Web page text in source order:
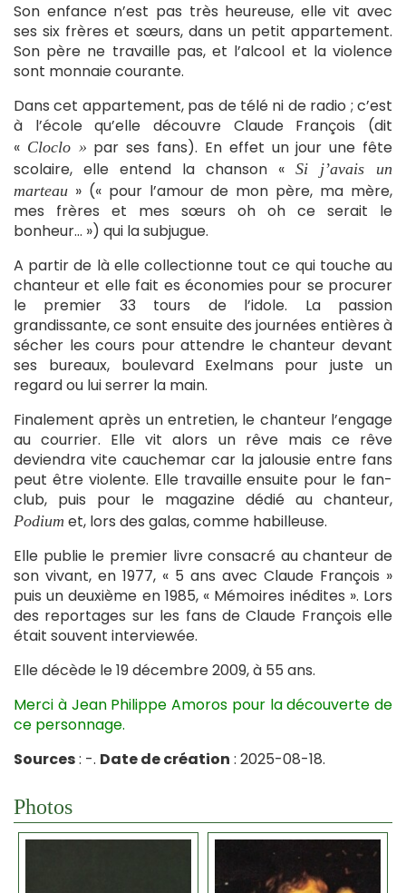
Son enfance n’est pas très heureuse, elle vit avec
ses six frères et sœurs, dans un petit appartement.
Son père ne travaille pas, et l’alcool et la violence
sont monnaie courante.
Dans cet appartement, pas de télé ni de radio ; c’est
à l’école qu’elle découvre Claude François (dit
« Cloclo » par ses fans). En effet un jour une fête
scolaire, elle entend la chanson « Si j’avais un
marteau » (« pour l’amour de mon père, ma mère,
mes frères et mes sœurs oh oh ce serait le
bonheur… ») qui la subjugue.
A partir de là elle collectionne tout ce qui touche au
chanteur et elle fait es économies pour se procurer
le premier 33 tours de l’idole. La passion
grandissante, ce sont ensuite des journées entières à
sécher les cours pour attendre le chanteur devant
ses bureaux, boulevard Exelmans pour juste un
regard ou lui serrer la main.
Finalement après un entretien, le chanteur l’engage
au courrier. Elle vit alors un rêve mais ce rêve
deviendra vite cauchemar car la jalousie entre fans
peut être violente. Elle travaille ensuite pour le fan-
club, puis pour le magazine dédié au chanteur,
Podium et, lors des galas, comme habilleuse.
Elle publie le premier livre consacré au chanteur de
son vivant, en 1977, « 5 ans avec Claude François »
puis un deuxième en 1985, « Mémoires inédites ». Lors
des reportages sur les fans de Claude François elle
était souvent interviewée.
Elle décède le 19 décembre 2009, à 55 ans.
Merci à Jean Philippe Amoros pour la découverte de
ce personnage.
Sources: -. Date de création : 2025-08-18.
Photos